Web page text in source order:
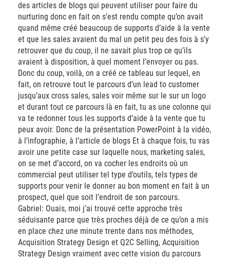
des articles de blogs qui peuvent utiliser pour faire du
nurturing donc en fait on s’est rendu compte qu’on avait
quand même créé beaucoup de supports d’aide à la vente
et que les sales avaient du mal un petit peu des fois à s’y
retrouver que du coup, il ne savait plus trop ce qu’ils
avaient à disposition, à quel moment l’envoyer ou pas.
Donc du coup, voilà, on a créé ce tableau sur lequel, en
fait, on retrouve tout le parcours d’un lead to customer
jusqu’aux cross sales, sales voir même sur le sur un logo
et durant tout ce parcours là en fait, tu as une colonne qui
va te redonner tous les supports d’aide à la vente que tu
peux avoir. Donc de la présentation PowerPoint à la vidéo,
à l’infographie, à l’article de blogs Et à chaque fois, tu vas
avoir une petite case sur laquelle nous, marketing sales,
on se met d’accord, on va cocher les endroits où un
commercial peut utiliser tel type d’outils, tels types de
supports pour venir le donner au bon moment en fait à un
prospect, quel que soit l’endroit de son parcours.
Gabriel: Ouais, moi j’ai trouvé cette approche très
séduisante parce que très proches déjà de ce qu’on a mis
en place chez une minute trente dans nos méthodes,
Acquisition Strategy Design et Q2C Selling, Acquisition
Strategy Design vraiment avec cette vision du parcours